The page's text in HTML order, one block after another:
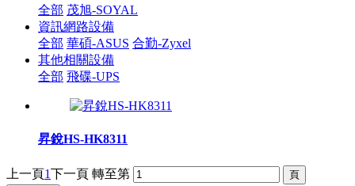
全部 茂旭-SOYAL
資訊網路設備
全部 華碩-ASUS 合勤-Zyxel
其他相關設備
全部 飛碟-UPS
昇銳HS-HK8311
上一頁1下一頁 轉至第